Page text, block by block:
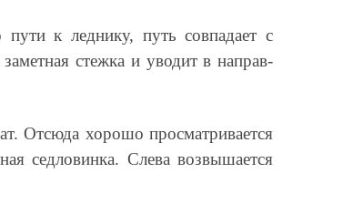
к леднику, путь совпадает с
стежка и уводит в направ­
Отсюда хорошо просматривается
седловинка. Слева возвышается